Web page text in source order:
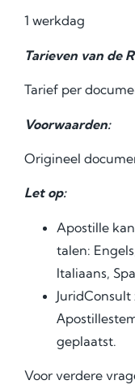
1 werkdag
Tarieven van de
Tarief per
Voorwaarden:
Origineel
Let op:
Apostille
talen:
Italiaans,
geplaatst.
Voor verdere